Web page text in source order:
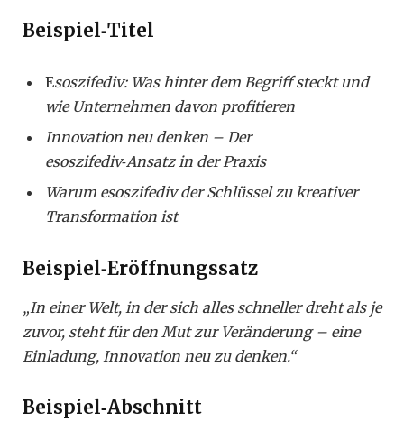
Beispiel‑Titel
Esoszifediv: Was hinter dem Begriff steckt und
wie Unternehmen davon profitieren
Innovation neu denken – Der
esoszifediv‑Ansatz in der Praxis
Warum esoszifediv der Schlüssel zu kreativer
Transformation ist
Beispiel‑Eröffnungssatz
„In einer Welt, in der sich alles schneller dreht als je
zuvor, steht für den Mut zur Veränderung – eine
Einladung, Innovation neu zu denken.“
Beispiel‑Abschnitt